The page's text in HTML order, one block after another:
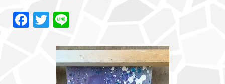
Fa T
tte